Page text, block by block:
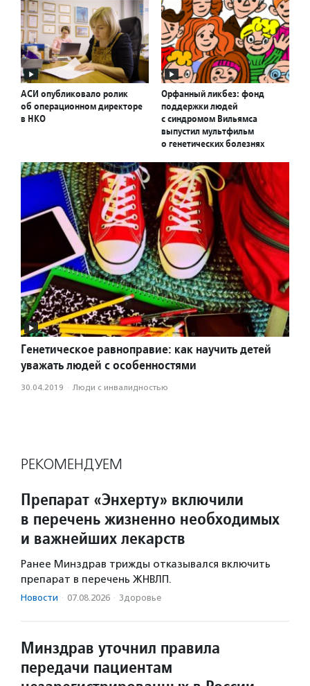
АСИ опубликовало ролик
об операционном директоре
в НКО
Орфанный ликбез: фонд
поддержки людей
с синдромом Вильямса
выпустил мультфильм
о генетических болезнях
Генетическое равноправие: как научить детей
уважать людей с особенностями
30.04.2019 · Люди с инвалидностью
РЕКОМЕНДУЕМ
Препарат «Энхерту» включили
в перечень жизненно необходимых
и важнейших лекарств
Ранее Минздрав трижды отказывался включить
препарат в перечень ЖНВЛП.
Новости · 07.08.2026 · Здоровье
Минздрав уточнил правила
передачи пациентам